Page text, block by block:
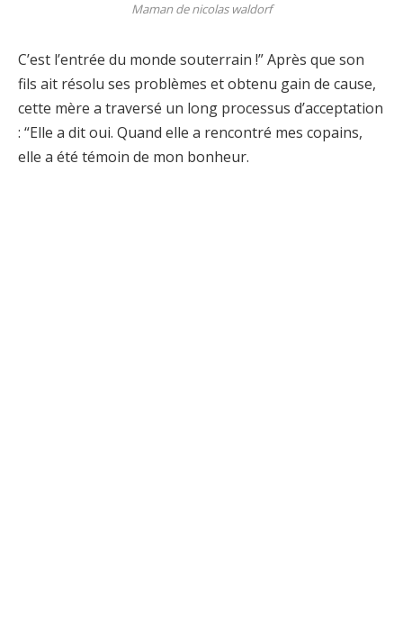
Maman de nicolas waldorf
C’est l’entrée du monde souterrain !” Après que son
fils ait résolu ses problèmes et obtenu gain de cause,
cette mère a traversé un long processus d’acceptation
: “Elle a dit oui. Quand elle a rencontré mes copains,
elle a été témoin de mon bonheur.